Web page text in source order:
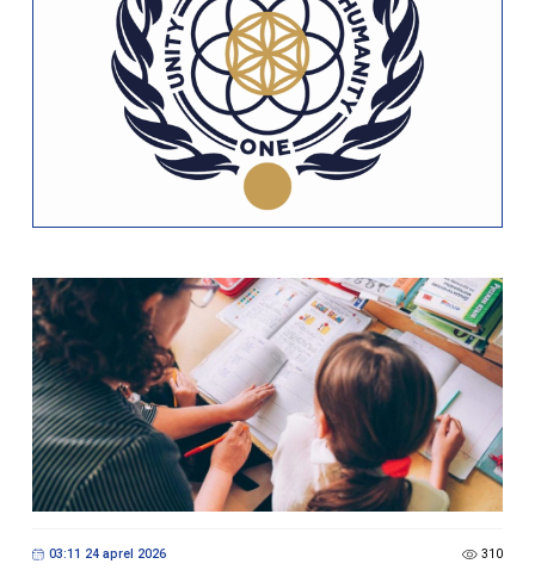
03:11 24 aprel 2026 310